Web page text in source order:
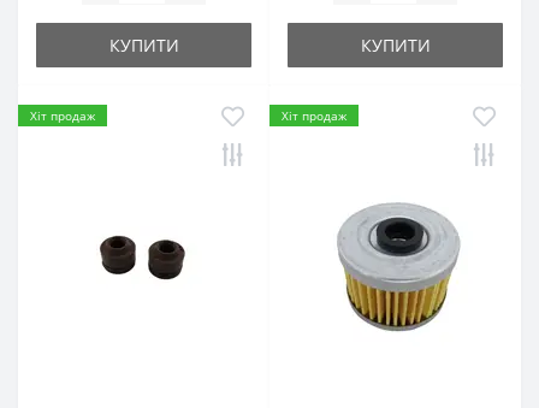
КУПИТИ КУПИТИ
Хіт продаж Хіт продаж